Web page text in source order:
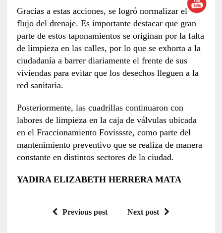
Gracias a estas acciones, se logró normalizar el
flujo del drenaje. Es importante destacar que gran
parte de estos taponamientos se originan por la falta
de limpieza en las calles, por lo que se exhorta a la
ciudadanía a barrer diariamente el frente de sus
viviendas para evitar que los desechos lleguen a la
red sanitaria.
Posteriormente, las cuadrillas continuaron con
labores de limpieza en la caja de válvulas ubicada
en el Fraccionamiento Fovissste, como parte del
mantenimiento preventivo que se realiza de manera
constante en distintos sectores de la ciudad.
YADIRA ELIZABETH HERRERA MATA
Previous post Next post